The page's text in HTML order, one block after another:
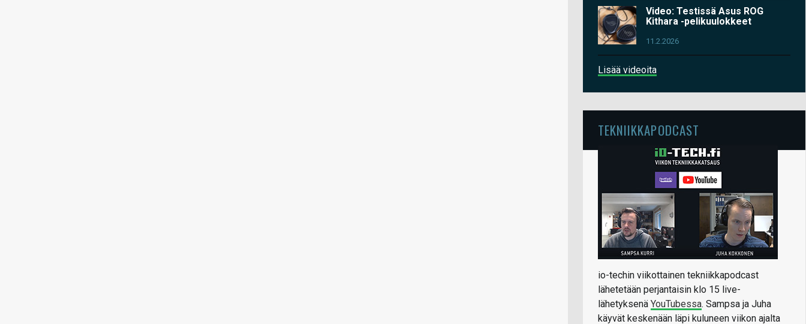
Video: Testissä Asus ROG
Kithara -pelikuulokkeet
11.2.2026
Lisää videoita
TEKNIIKKAPODCAST
io-techin viikottainen tekniikkapodcast
lähetetään perjantaisin klo 15 live-
lähetyksenä YouTubessa. Sampsa ja Juha
käyvät keskenään läpi kuluneen viikon ajalta